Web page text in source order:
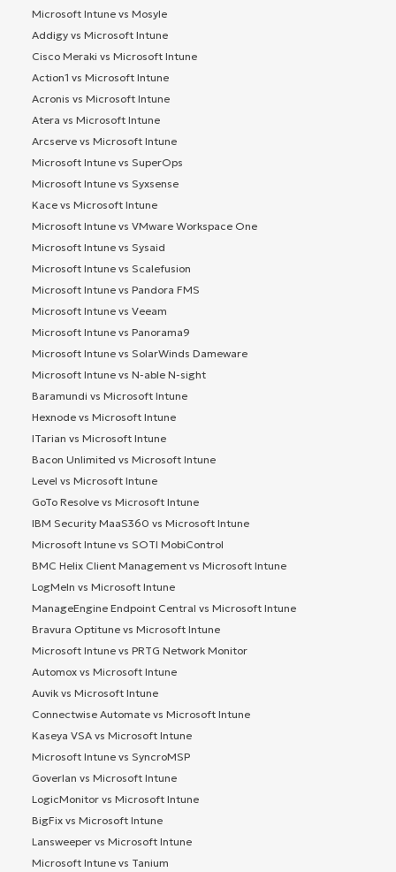
Microsoft Intune vs Mosyle
Addigy vs Microsoft Intune
Cisco Meraki vs Microsoft Intune
Action1 vs Microsoft Intune
Acronis vs Microsoft Intune
Atera vs Microsoft Intune
Arcserve vs Microsoft Intune
Microsoft Intune vs SuperOps
Microsoft Intune vs Syxsense
Kace vs Microsoft Intune
Microsoft Intune vs VMware Workspace One
Microsoft Intune vs Sysaid
Microsoft Intune vs Scalefusion
Microsoft Intune vs Pandora FMS
Microsoft Intune vs Veeam
Microsoft Intune vs Panorama9
Microsoft Intune vs SolarWinds Dameware
Microsoft Intune vs N-able N-sight
Baramundi vs Microsoft Intune
Hexnode vs Microsoft Intune
ITarian vs Microsoft Intune
Bacon Unlimited vs Microsoft Intune
Level vs Microsoft Intune
GoTo Resolve vs Microsoft Intune
IBM Security MaaS360 vs Microsoft Intune
Microsoft Intune vs SOTI MobiControl
BMC Helix Client Management vs Microsoft Intune
LogMeIn vs Microsoft Intune
ManageEngine Endpoint Central vs Microsoft Intune
Bravura Optitune vs Microsoft Intune
Microsoft Intune vs PRTG Network Monitor
Automox vs Microsoft Intune
Auvik vs Microsoft Intune
Connectwise Automate vs Microsoft Intune
Kaseya VSA vs Microsoft Intune
Microsoft Intune vs SyncroMSP
Goverlan vs Microsoft Intune
LogicMonitor vs Microsoft Intune
BigFix vs Microsoft Intune
Lansweeper vs Microsoft Intune
Microsoft Intune vs Tanium